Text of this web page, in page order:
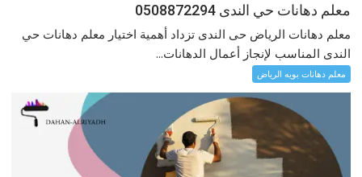
معلم دهانات حي الندى 0508872294
معلم دهانات الرياض حى الندى تزداد أهمية اختيار معلم دهانات حي
الندى المناسب لإنجاز أعمال الدهانات...
معلم دهانات بويه الرياض